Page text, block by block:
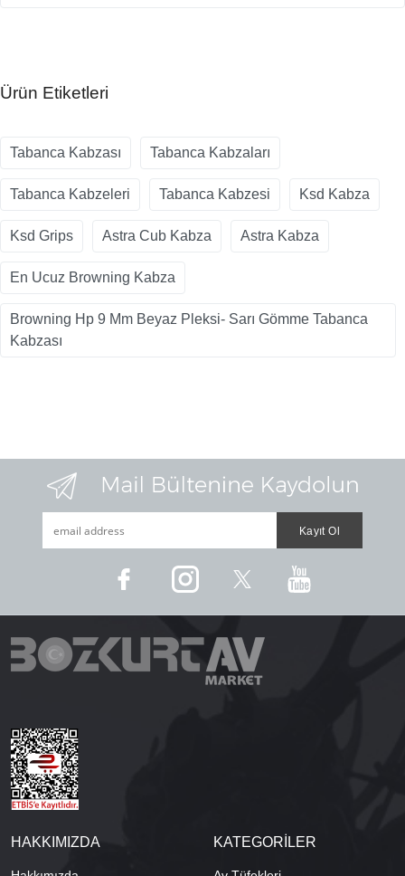
Ürün Etiketleri
Tabanca Kabzası Tabanca Kabzaları
Tabanca Kabzeleri Tabanca Kabzesi Ksd Kabza
Ksd Grips Astra Cub Kabza Astra Kabza
En Ucuz Browning Kabza
Browning Hp 9 Mm Beyaz Pleksi- Sarı Gömme Tabanca
Kabzası
HAKKIMIZDA KATEGORİLER